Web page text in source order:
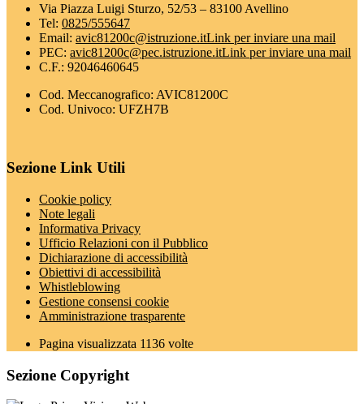
Via Piazza Luigi Sturzo, 52/53 – 83100 Avellino
Tel: 0825/555647
Email: avic81200c@istruzione.itLink per inviare una mail
PEC: avic81200c@pec.istruzione.itLink per inviare una mail
C.F.: 92046460645
Cod. Meccanografico: AVIC81200C
Cod. Univoco: UFZH7B
Sezione Link Utili
Cookie policy
Note legali
Informativa Privacy
Ufficio Relazioni con il Pubblico
Dichiarazione di accessibilità
Obiettivi di accessibilità
Whistleblowing
Gestione consensi cookie
Amministrazione trasparente
Pagina visualizzata 1136 volte
Sezione Copyright